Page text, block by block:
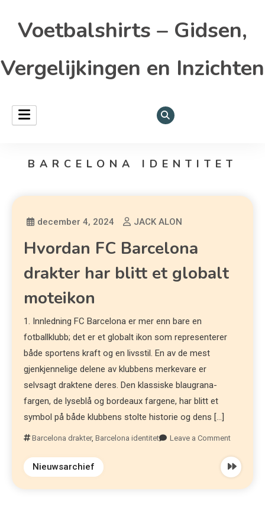
Voetbalshirts – Gidsen,
Vergelijkingen en Inzichten
BARCELONA IDENTITET
december 4, 2024 JACK ALON
Hvordan FC Barcelona
drakter har blitt et globalt
moteikon
1. Innledning FC Barcelona er mer enn bare en
fotballklubb; det er et globalt ikon som representerer
både sportens kraft og en livsstil. En av de mest
gjenkjennelige delene av klubbens merkevare er
selvsagt draktene deres. Den klassiske blaugrana-
fargen, de lyseblå og bordeaux fargene, har blitt et
symbol på både klubbens stolte historie og dens […]
Barcelona drakter,Barcelona identitet Leave a Comment
Nieuwsarchief